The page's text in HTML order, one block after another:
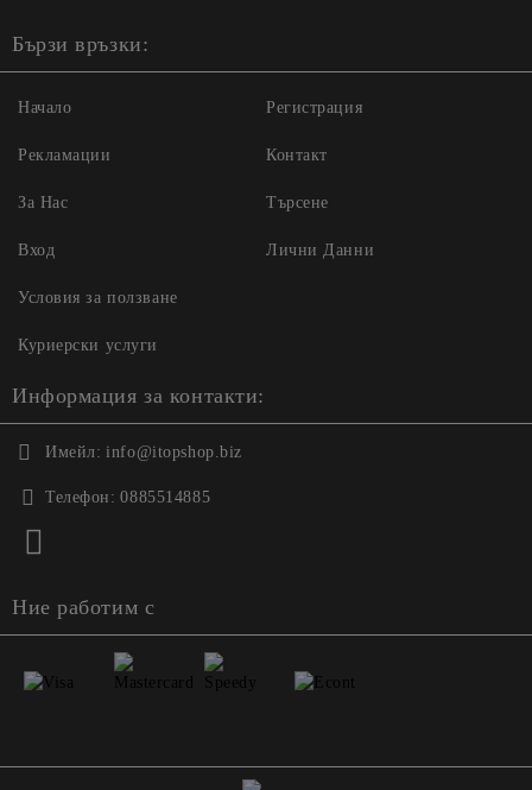
Бързи връзки:
Начало
Рекламации
За Нас
Вход
Регистрация
Контакт
Търсене
Лични Данни
Условия за ползване
Куриерски услуги
Информация за контакти:
Имейл: info@itopshop.biz
Телефон: 0885514885
Ние работим с